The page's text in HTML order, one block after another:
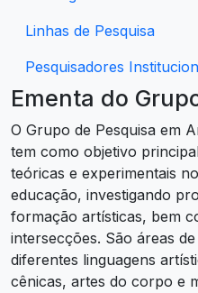
Linhas de Pesquisa
Pesquisadores
Ementa do
O Grupo de Pesquisa em
tem como objetivo
teóricas e experimentais
educação, investigando
formação artísticas, bem
intersecções. São áreas
diferentes linguagens
cênicas, artes do corpo e